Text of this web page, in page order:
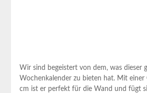
Wir sind begeistert von dem, was dieser
‌Wochenkalender zu bieten⁣ hat. ⁤Mit
cm ⁢ist er perfekt für die ⁣Wand und fügt